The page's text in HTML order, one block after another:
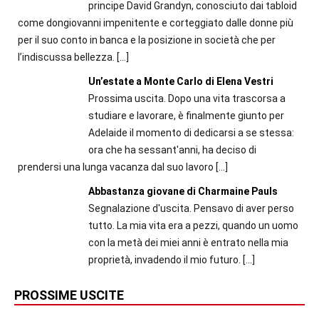
principe David Grandyn, conosciuto dai tabloid
come dongiovanni impenitente e corteggiato dalle donne più
per il suo conto in banca e la posizione in società che per
l’indiscussa bellezza. […]
Un’estate a Monte Carlo di Elena Vestri
Prossima uscita. Dopo una vita trascorsa a
studiare e lavorare, è finalmente giunto per
Adelaide il momento di dedicarsi a se stessa:
ora che ha sessant'anni, ha deciso di
prendersi una lunga vacanza dal suo lavoro […]
Abbastanza giovane di Charmaine Pauls
Segnalazione d'uscita. Pensavo di aver perso
tutto. La mia vita era a pezzi, quando un uomo
con la metà dei miei anni è entrato nella mia
proprietà, invadendo il mio futuro. […]
PROSSIME USCITE